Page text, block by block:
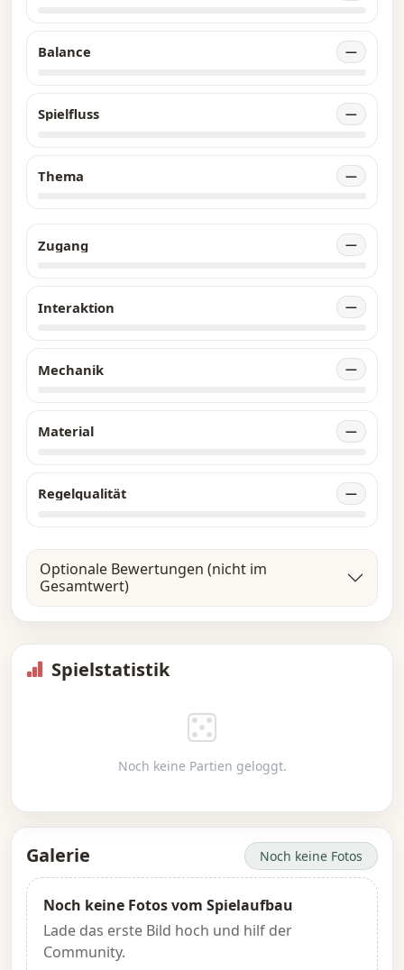
Balance —
Spielfluss —
Thema —
Zugang —
Interaktion —
Mechanik —
Material —
Regelqualität —
Optionale Bewertungen (nicht im
Gesamtwert)
Spielstatistik
Noch keine Partien geloggt.
Galerie Noch keine Fotos
Noch keine Fotos vom Spielaufbau
Lade das erste Bild hoch und hilf der
Community.